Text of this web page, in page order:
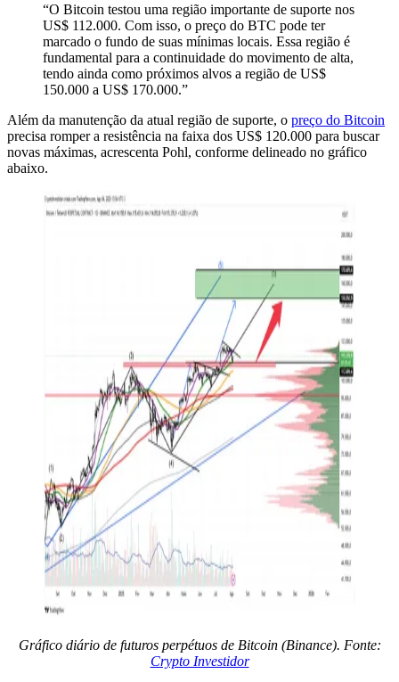
“O Bitcoin testou uma região importante de suporte nos
US$ 112.000. Com isso, o preço do BTC pode ter
marcado o fundo de suas mínimas locais. Essa região é
fundamental para a continuidade do movimento de alta,
tendo ainda como próximos alvos a região de US$
150.000 a US$ 170.000.”
Além da manutenção da atual região de suporte, o preço do Bitcoin
precisa romper a resistência na faixa dos US$ 120.000 para buscar
novas máximas, acrescenta Pohl, conforme delineado no gráfico
abaixo.
Gráfico diário de futuros perpétuos de Bitcoin (Binance). Fonte:
Crypto Investidor